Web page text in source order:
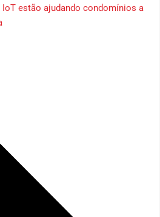
estão ajudando condomínios a